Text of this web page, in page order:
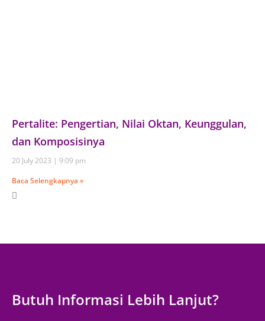
Pertalite: Pengertian, Nilai Oktan, Keunggulan,
dan Komposisinya
20 July 2023
9:09 pm
Baca Selengkapnya »
Butuh Informasi Lebih Lanjut?